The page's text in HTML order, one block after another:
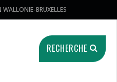
WALLONIE-BRUXELLES
RECHERCHE